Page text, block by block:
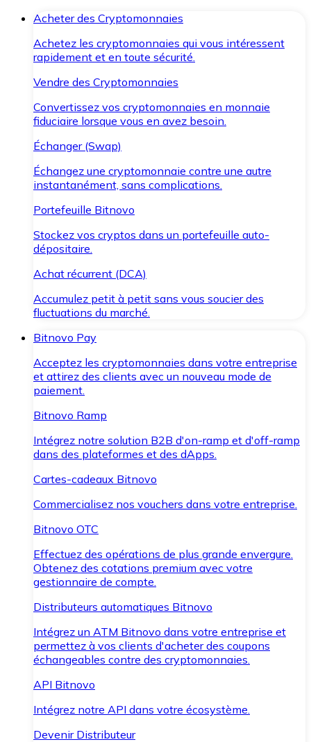
Acheter des Cryptomonnaies
Achetez les cryptomonnaies qui vous intéressent
rapidement et en toute sécurité.
Vendre des Cryptomonnaies
Convertissez vos cryptomonnaies en monnaie
fiduciaire lorsque vous en avez besoin.
Échanger (Swap)
Échangez une cryptomonnaie contre une autre
instantanément, sans complications.
Portefeuille Bitnovo
Stockez vos cryptos dans un portefeuille auto-
dépositaire.
Achat récurrent (DCA)
Accumulez petit à petit sans vous soucier des
fluctuations du marché.
Bitnovo Pay
Acceptez les cryptomonnaies dans votre entreprise
et attirez des clients avec un nouveau mode de
paiement.
Bitnovo Ramp
Intégrez notre solution B2B d'on-ramp et d'off-ramp
dans des plateformes et des dApps.
Cartes-cadeaux Bitnovo
Commercialisez nos vouchers dans votre entreprise.
Bitnovo OTC
Effectuez des opérations de plus grande envergure.
Obtenez des cotations premium avec votre
gestionnaire de compte.
Distributeurs automatiques Bitnovo
Intégrez un ATM Bitnovo dans votre entreprise et
permettez à vos clients d'acheter des coupons
échangeables contre des cryptomonnaies.
API Bitnovo
Intégrez notre API dans votre écosystème.
Devenir Distributeur